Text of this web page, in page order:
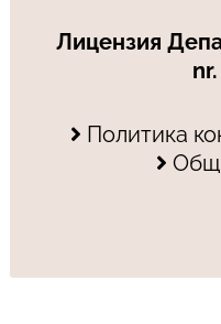
Лицензия
Политика